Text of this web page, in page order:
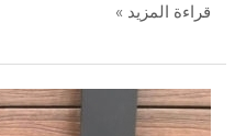
قراءة المزيد »
نجار
الشامية